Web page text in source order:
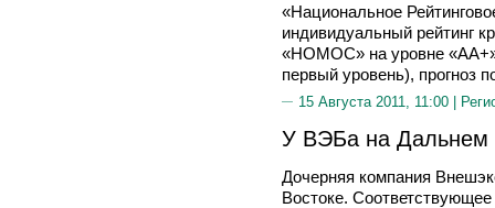
«Национальное
индивидуальный рейтинг
«НОМОС» на уровне «АА+»
первый уровень), прогноз
15 Августа 2011, 11:00 |
У ВЭБа на Дальнем
Дочерняя компания
Востоке.